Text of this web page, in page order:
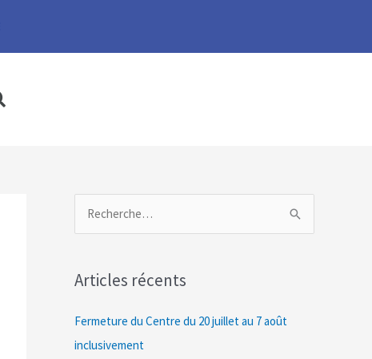
h
e
r
Articles récents
Fermeture du Centre du 20 juillet au 7 août
inclusivement